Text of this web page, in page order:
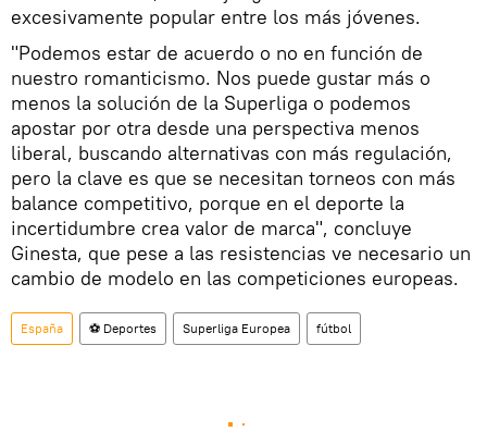
excesivamente popular entre los más jóvenes.
"Podemos estar de acuerdo o no en función de
nuestro romanticismo. Nos puede gustar más o
menos la solución de la Superliga o podemos
apostar por otra desde una perspectiva menos
liberal, buscando alternativas con más regulación,
pero la clave es que se necesitan torneos con más
balance competitivo, porque en el deporte la
incertidumbre crea valor de marca", concluye
Ginesta, que pese a las resistencias ve necesario un
cambio de modelo en las competiciones europeas.
España ⚽ Deportes Superliga Europea fútbol